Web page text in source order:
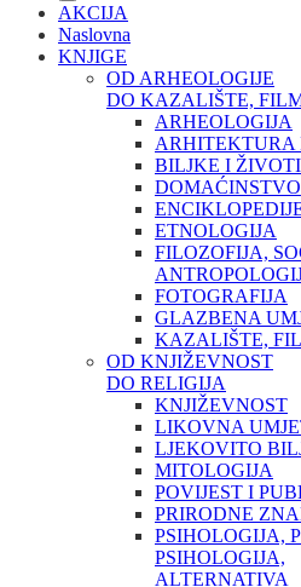
AKCIJA
Naslovna
KNJIGE
OD ARHEOLOGIJE
DO KAZALIŠTE,
ARHEOLOGIJA
BILJKE I
DOMAĆINSTVO
ETNOLOGIJA
FILOZOFIJA,
FOTOGRAFIJA
GLAZBENA
KAZALIŠTE,
OD KNJIŽEVNOST
DO RELIGIJA
KNJIŽEVNOST
LIKOVNA
LJEKOVITO
MITOLOGIJA
POVIJEST I
PRIRODNE
PSIHOLOGIJA,
PSIHOLOGIJA,
ALTERNATIVA